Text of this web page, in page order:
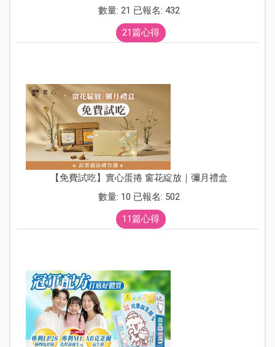
數量: 21 已報名: 432
21篇心得
【免費試吃】實心蛋捲 窗花綻放｜彌月禮盒
數量: 10 已報名: 502
11篇心得